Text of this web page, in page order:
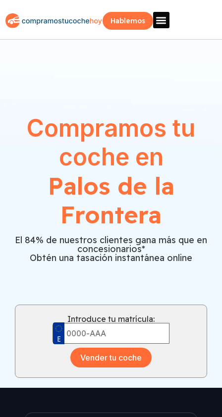
Hablemos
Compramos tu
coche en
Palos de la
Frontera
El 84% de nuestros clientes gana más que en
concesionarios*
Obtén una tasación instantánea online
Introduce tu matrícula:
Vender tu coche